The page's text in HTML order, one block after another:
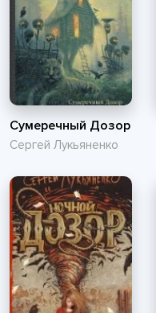
Сумеречный Дозор
Сергей Лукьяненко